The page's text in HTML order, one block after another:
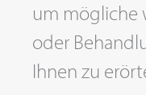
um mögliche
oder
Ihnen zu